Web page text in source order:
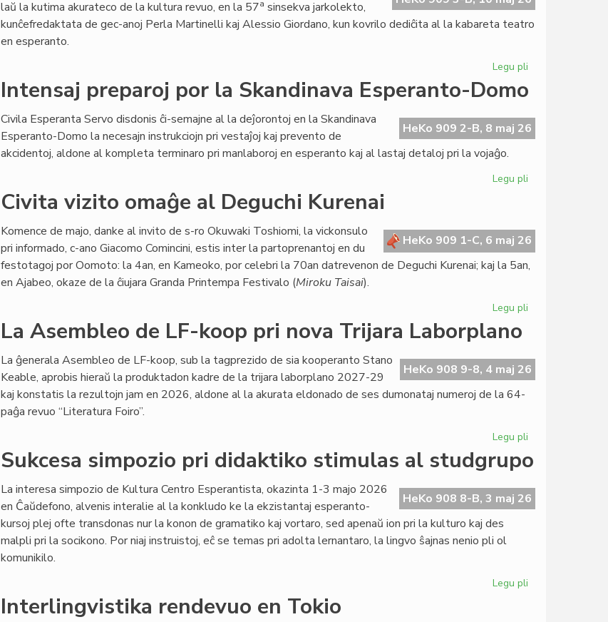
laŭ la kutima akurateco de la kultura revuo, en la 57a sinsekva jarkolekto,
kunĉefredaktata de gec-anoj Perla Martinelli kaj Alessio Giordano, kun kovrilo dediĉita al la kabareta teatro
en esperanto.
Legu pli
de
"Literatura
Intensaj preparoj por la Skandinava Esperanto-Domo
HeKo 909 2-B, 8 maj 26
Civila Esperanta Servo disdonis ĉi-semajne al la deĵorontoj en la Skandinava
Esperanto-Domo la necesajn instrukciojn pri vestaĵoj kaj prevento de
akcidentoj, aldone al kompleta terminaro pri manlaboroj en esperanto kaj al lastaj detaloj pri la vojaĝo.
Legu pli
la
Skandinava
Esperanto-
Civita vizito omaĝe al Deguchi Kurenai
HeKo 909 1-C, 6 maj 26
Komence de majo, danke al invito de s-ro Okuwaki Toshiomi, la vickonsulo
pri informado, c-ano Giacomo Comincini, estis inter la partoprenantoj en du
festotagoj por Oomoto: la 4an, en Kameoko, por celebri la 70an datrevenon de Deguchi Kurenai; kaj la 5an,
en Ajabeo, okaze de la ĉiujara Granda Printempa Festivalo (Miroku Taisai).
Legu pli
al
Deguchi
La Asembleo de LF-koop pri nova Trijara Laborplano
HeKo 908 9-8, 4 maj 26
La ĝenerala Asembleo de LF-koop, sub la tagprezido de sia kooperanto Stano
Keable, aprobis hieraŭ la produktadon kadre de la trijara laborplano 2027-29
kaj konstatis la rezultojn jam en 2026, aldone al la akurata eldonado de ses dumonataj numeroj de la 64-
paĝa revuo “Literatura Foiro”.
Legu pli
Asembleo
LF-
koop
Sukcesa simpozio pri didaktiko stimulas al studgrupo
HeKo 908 8-B, 3 maj 26
La interesa simpozio de Kultura Centro Esperantista, okazinta 1-3 majo 2026
en Ĉaŭdefono, alvenis interalie al la konkludo ke la ekzistantaj esperanto-
kursoj plej ofte transdonas nur la konon de gramatiko kaj vortaro, sed apenaŭ ion pri la kulturo kaj des
malpli pri la socikono. Por niaj instruistoj, eĉ se temas pri adolta lernantaro, la lingvo ŝajnas nenio pli ol
komunikilo.
Legu pli
Interlingvistika rendevuo en Tokio